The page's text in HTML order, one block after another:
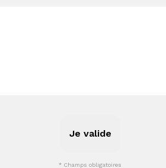
Je valide
* Champs obligatoires